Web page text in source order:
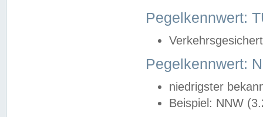
Pegelkennwert:
Pegelkennwert:
niedrigster
Beispiel: NNW